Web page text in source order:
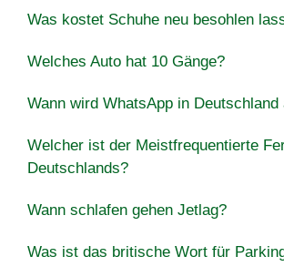
Was kostet Schuhe neu besohlen
Welches Auto hat 10 Gänge?
Wann wird WhatsApp in Deutschland
Welcher ist der Meistfrequentierte
Deutschlands?
Wann schlafen gehen Jetlag?
Was ist das britische Wort für